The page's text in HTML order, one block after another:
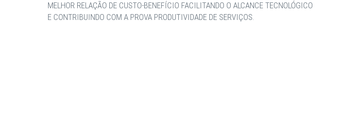
MELHOR RELAÇÃO DE CUSTO-BENEFÍCIO FACILITANDO O ALCANCE TECNOLÓGICO
E CONTRIBUINDO COM A PROVA PRODUTIVIDADE DE SERVIÇOS.